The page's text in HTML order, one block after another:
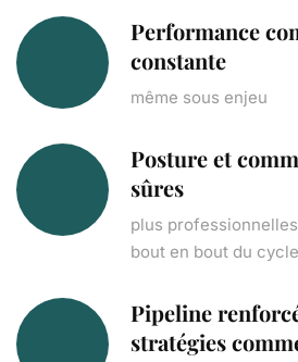
Performance
constante
même sous enjeu
Posture et
sûres
plus
bout en bout du
Pipeline
stratégies